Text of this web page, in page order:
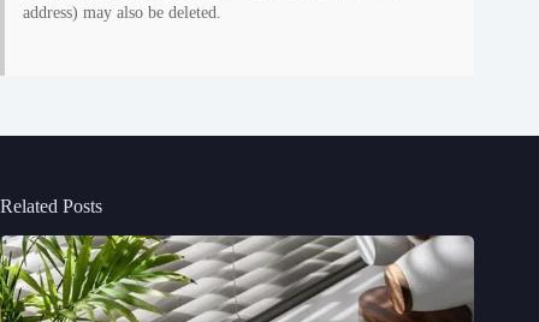
address) may also be deleted.
Related Posts